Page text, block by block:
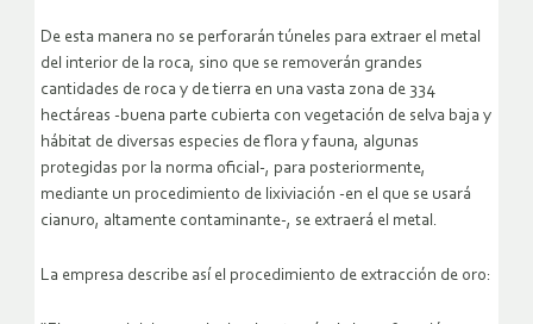
De esta manera no se perforarán túneles para extraer el metal
del interior de la roca, sino que se removerán grandes
cantidades de roca y de tierra en una vasta zona de 334
hectáreas -buena parte cubierta con vegetación de selva baja y
hábitat de diversas especies de flora y fauna, algunas
protegidas por la norma oficial-, para posteriormente,
mediante un procedimiento de lixiviación -en el que se usará
cianuro, altamente contaminante-, se extraerá el metal.
La empresa describe así el procedimiento de extracción de oro: